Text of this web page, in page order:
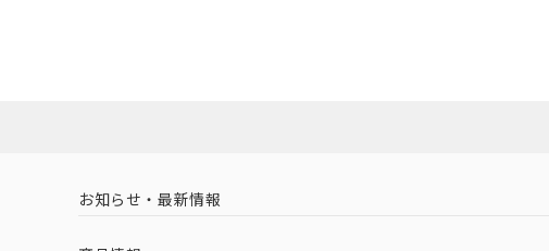
ダ
中国 RoHS 注意事項・凡例
お知らせ・最新情報